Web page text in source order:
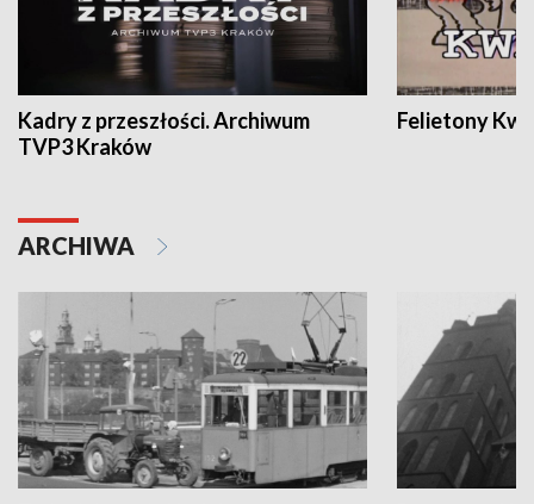
Kadry z przeszłości. Archiwum
TVP3 Kraków
Felietony
ARCHIWA